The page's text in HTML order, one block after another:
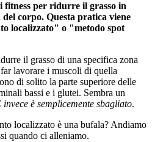
fitness per ridurre il grasso in
del corpo. Questa pratica viene
localizzato" o "metodo spot
il grasso di una specifica zona
lavorare i muscoli di quella
di solito la parte superiore delle
bassi e i glutei. Sembra un
invece è semplicemente sbagliato.
localizzato è una bufala? Andiamo
quando ci alleniamo.